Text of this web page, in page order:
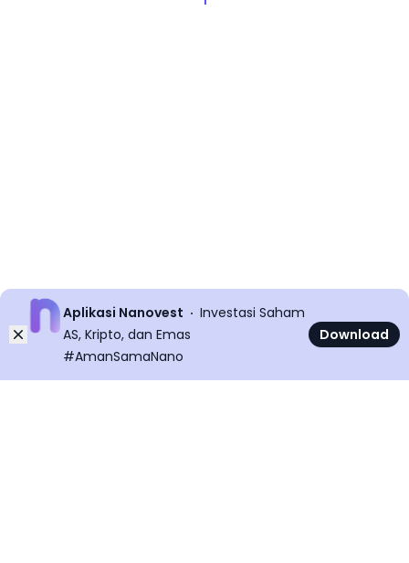
Dismiss
Aplikasi Nanovest
Investasi Saham
AS, Kripto, dan Emas
#AmanSamaNano
Download